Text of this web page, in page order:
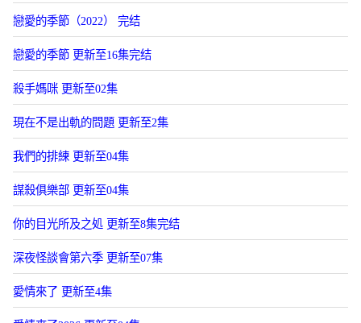
戀愛的季節（2022） 完结
戀愛的季節 更新至16集完结
殺手媽咪 更新至02集
現在不是出軌的問題 更新至2集
我們的排練 更新至04集
謀殺俱樂部 更新至04集
你的目光所及之処 更新至8集完结
深夜怪談會第六季 更新至07集
愛情來了 更新至4集